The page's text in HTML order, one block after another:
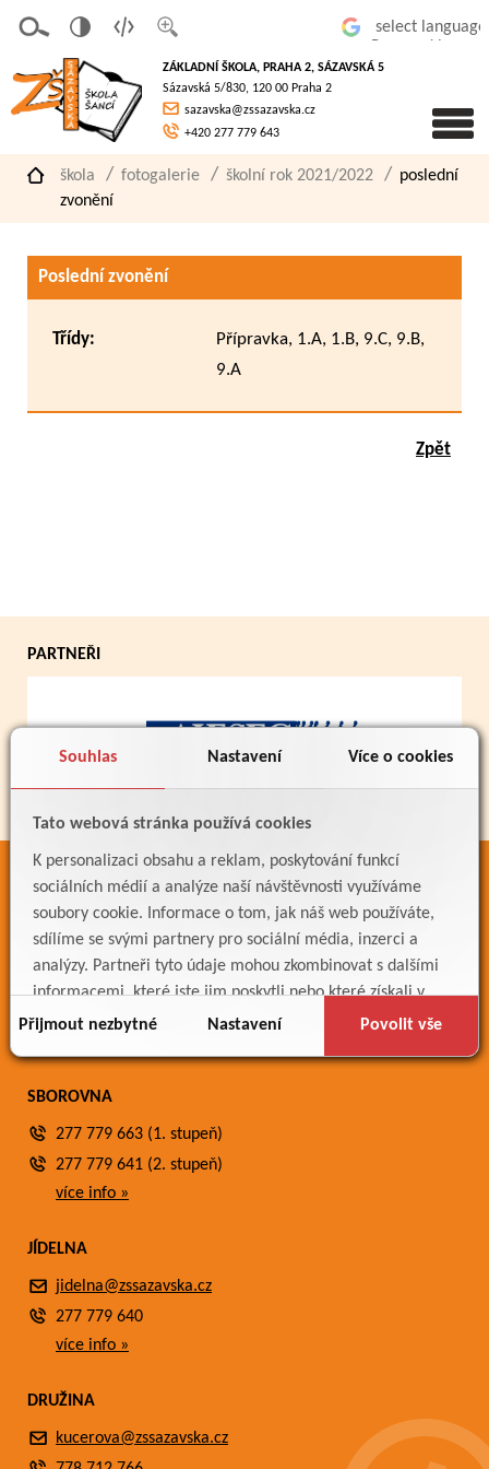
Souhlas Nastavení Více o cookies
Tato webová stránka používá cookies
K personalizaci obsahu a reklam, poskytování funkcí
sociálních médií a analýze naší návštěvnosti využíváme
soubory cookie. Informace o tom, jak náš web používáte,
sdílíme se svými partnery pro sociální média, inzerci a
analýzy. Partneři tyto údaje mohou zkombinovat s dalšími
informacemi, které jste jim poskytli nebo které získali v
důsledku toho, že používáte jejich služby.
Přijmout nezbytné Nastavení Povolit vše
písmo
á
verze
pro
slaboz
raké
ZÁKLADNÍ ŠKOLA, PRAHA 2, SÁZAVSKÁ 5
Sázavská 5/830, 120 00 Praha 2
sazavska@zssazavska.cz
+420 277 779 643
škola fotogalerie školní rok 2021/2022
poslední
zvonění
Poslední zvonění
Třídy:
Přípravka, 1.A, 1.B, 9.C, 9.B,
9.A
Zpět
PARTNEŘI
ODKAZY
Bakaláři
Jídelníček
Meteostanice
SBOROVNA
277 779 663 (1. stupeň)
277 779 641 (2. stupeň)
více info »
JÍDELNA
jidelna@zssazavska.cz
277 779 640
více info »
DRUŽINA
kucerova@zssazavska.cz